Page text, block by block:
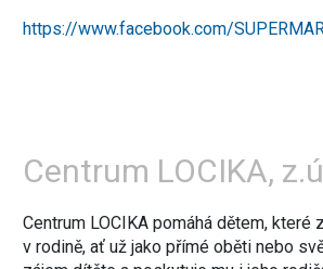
https://www.facebook.com/
Centrum LOCIKA,
Centrum LOCIKA pomáhá dětem, které
v rodině, ať už jako přímé oběti nebo